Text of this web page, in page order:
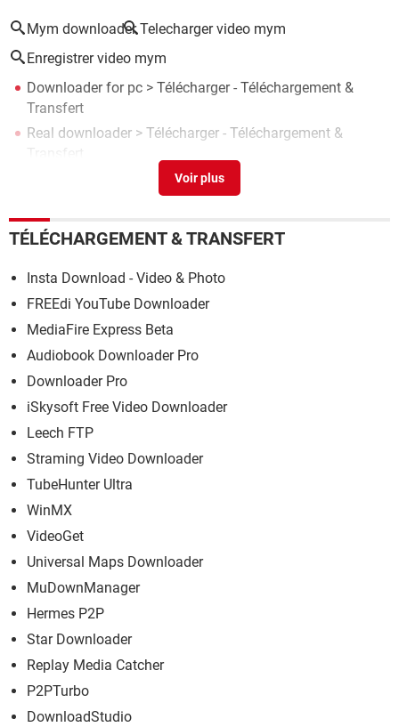
Mym downloader Telecharger video mym
Enregistrer video mym
Downloader for pc > Télécharger - Téléchargement &
Transfert
Real downloader > Télécharger - Téléchargement &
Transfert
> Télécharger - Conversion & Codecs
Téléchargement & Transfert
By click downloader ne fonctionne plus>
Enregistrement / Traitement audio
TÉLÉCHARGEMENT & TRANSFERT
Insta Download - Video & Photo
FREEdi YouTube Downloader
MediaFire Express Beta
Audiobook Downloader Pro
Downloader Pro
iSkysoft Free Video Downloader
Leech FTP
Straming Video Downloader
TubeHunter Ultra
WinMX
VideoGet
Universal Maps Downloader
MuDownManager
Hermes P2P
Star Downloader
Replay Media Catcher
P2PTurbo
DownloadStudio